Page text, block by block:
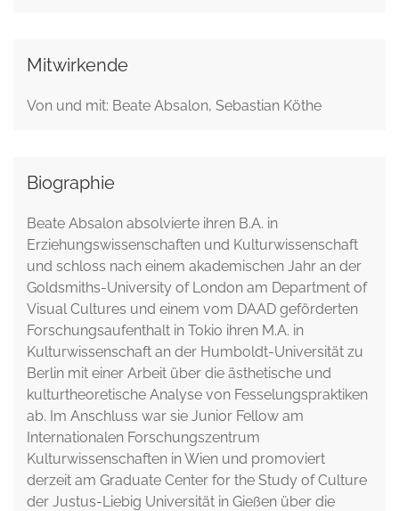
Mitwirkende
Von und mit: Beate Absalon, Sebastian Köthe
Biographie
Beate Absalon absolvierte ihren B.A. in
Erziehungswissenschaften und Kulturwissenschaft
und schloss nach einem akademischen Jahr an der
Goldsmiths-University of London am Department of
Visual Cultures und einem vom DAAD geförderten
Forschungsaufenthalt in Tokio ihren M.A. in
Kulturwissenschaft an der Humboldt-Universität zu
Berlin mit einer Arbeit über die ästhetische und
kulturtheoretische Analyse von Fesselungspraktiken
ab. Im Anschluss war sie Junior Fellow am
Internationalen Forschungszentrum
Kulturwissenschaften in Wien und promoviert
derzeit am Graduate Center for the Study of Culture
der Justus-Liebig Universität in Gießen über die